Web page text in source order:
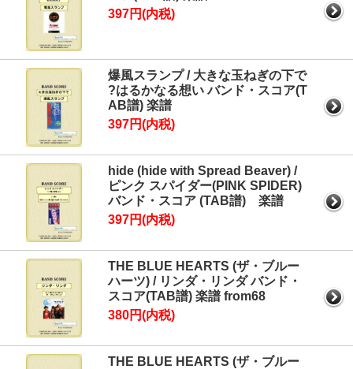
397円(内税)
爆風スランプ / 大きな玉ねぎの下で
?はるかなる想い バンド・スコア(T
AB譜) 楽譜
397円(内税)
hide (hide with Spread Beaver) /
ピンク スパイダー(PINK SPIDER)
バンド・スコア (TAB譜) 楽譜
397円(内税)
THE BLUE HEARTS (ザ・ブルー
ハーツ) / リンダ・リンダ バンド・
スコア(TAB譜) 楽譜 from68
380円(内税)
THE BLUE HEARTS (ザ・ブルー